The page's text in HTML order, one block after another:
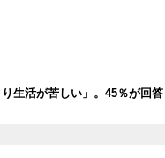
生活が苦しい」。45％が回答